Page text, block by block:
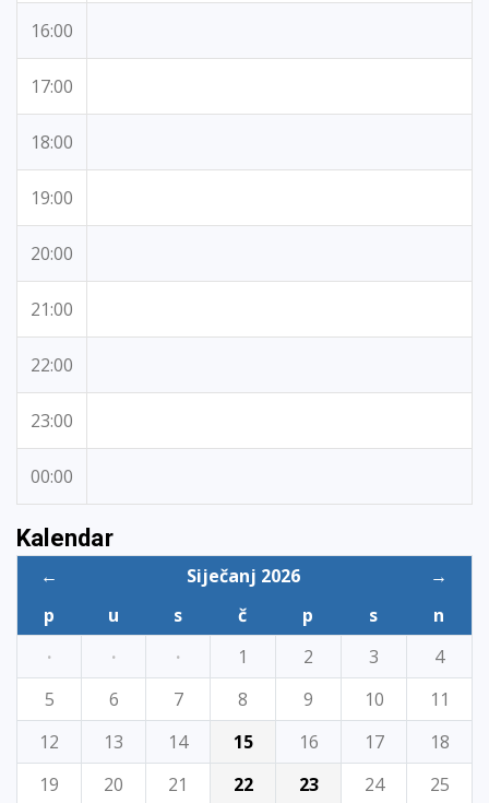
16:00
17:00
18:00
19:00
20:00
21:00
22:00
23:00
00:00
Kalendar
← Siječanj 2026
→
p
u s č p s
n
·
· · 1 2 3
4
5
6 7 8 9 10
11
12
13 14 15 16 17
18
19
20 21 22 23 24
25